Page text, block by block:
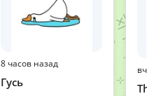
8 часов назад
Гусь